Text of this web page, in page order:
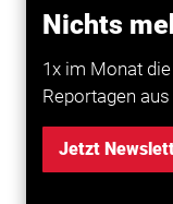
Nichts
1x im Monat
Reportagen
Jetzt
Verbesserung
Zeitung den
werden ab dem
befreit. Dies ist